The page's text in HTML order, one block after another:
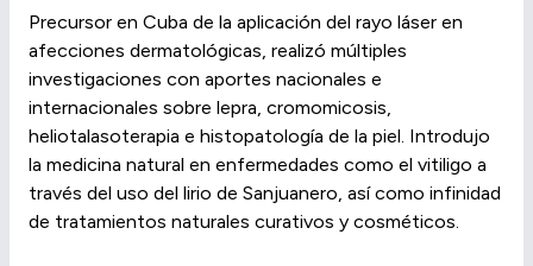
Precursor en Cuba de la aplicación del rayo láser en
afecciones dermatológicas, realizó múltiples
investigaciones con aportes nacionales e
internacionales sobre lepra, cromomicosis,
heliotalasoterapia e histopatología de la piel. Introdujo
la medicina natural en enfermedades como el vitiligo a
través del uso del lirio de Sanjuanero, así como infinidad
de tratamientos naturales curativos y cosméticos.